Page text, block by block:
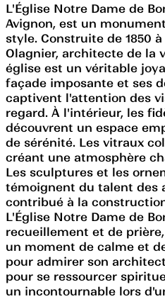
L'Église Notre Dame de
Avignon, est un
style. Construite de 1850
Olagnier, architecte de la
église est un véritable
façade imposante et ses
captivent l'attention des
regard. À l'intérieur, les
découvrent un espace
de sérénité. Les vitraux
créant une atmosphère
Les sculptures et les
témoignent du talent des
contribué à la
L'Église Notre Dame de
recueillement et de
un moment de calme et
pour admirer son
pour se ressourcer
un incontournable lors